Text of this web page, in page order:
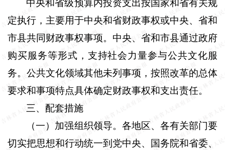
中央和省级预算内投资支出按国家和省有关规
定执行，主要用于中央和省财政事权或中央、省和
市县共同财政事权事项。中央、省和市县通过政府
购买服务等形式，支持社会力量参与公共文化服
务。公共文化领域其他未列事项，按照改革的总体
要求和事项特点具体确定财政事权和支出责任。
三、配套措施
（一）加强组织领导。 各地区、各有关部门要
切实把思想和行动统一到党中央、国务院和省委、